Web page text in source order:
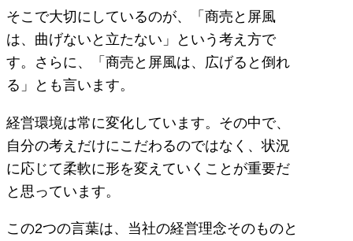
そこで大切にしているのが、「商売と屏風
は、曲げないと立たない」という考え方で
す。さらに、「商売と屏風は、広げると倒れ
る」とも言います。
経営環境は常に変化しています。その中で、
自分の考えだけにこだわるのではなく、状況
に応じて柔軟に形を変えていくことが重要だ
と思っています。
この2つの言葉は、当社の経営理念そのものと